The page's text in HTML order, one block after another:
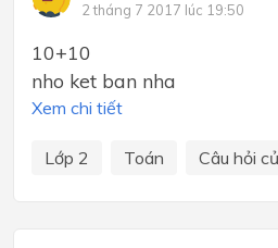
2 tháng 7 2017 lúc 19:50
10+10
nho ket ban nha
Xem chi tiết
Lớp 2 Toán Câu hỏi